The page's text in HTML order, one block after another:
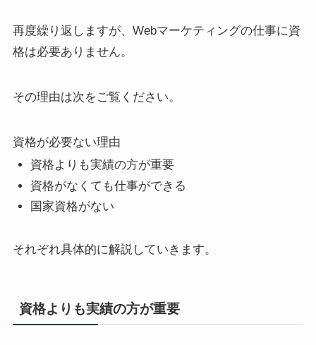
再度繰り返しますが、Webマーケティングの仕事に資
格は必要ありません。
その理由は次をご覧ください。
資格が必要ない理由
資格よりも実績の方が重要
資格がなくても仕事ができる
国家資格がない
それぞれ具体的に解説していきます。
資格よりも実績の方が重要